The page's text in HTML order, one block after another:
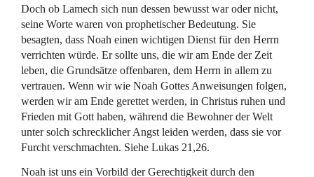
Doch ob Lamech sich nun dessen bewusst war oder nicht,
seine Worte waren von prophetischer Bedeutung. Sie
besagten, dass Noah einen wichtigen Dienst für den Herrn
verrichten würde. Er sollte uns, die wir am Ende der Zeit
leben, die Grundsätze offenbaren, dem Herrn in allem zu
vertrauen. Wenn wir wie Noah Gottes Anweisungen folgen,
werden wir am Ende gerettet werden, in Christus ruhen und
Frieden mit Gott haben, während die Bewohner der Welt
unter solch schrecklicher Angst leiden werden, dass sie vor
Furcht verschmachten. Siehe Lukas 21,26.
Noah ist uns ein Vorbild der Gerechtigkeit durch den